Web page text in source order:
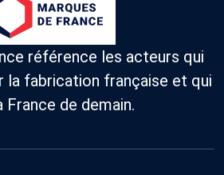
référence les acteurs qui
la fabrication française et qui
France de demain.